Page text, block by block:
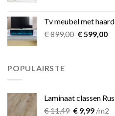
€ 39,00.€
Tv meubel met
€899,00 €599,00
POPULAIRSTE
Laminaat classen
€11,49 €9,99/m2